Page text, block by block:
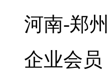
河南-郑
企业会员